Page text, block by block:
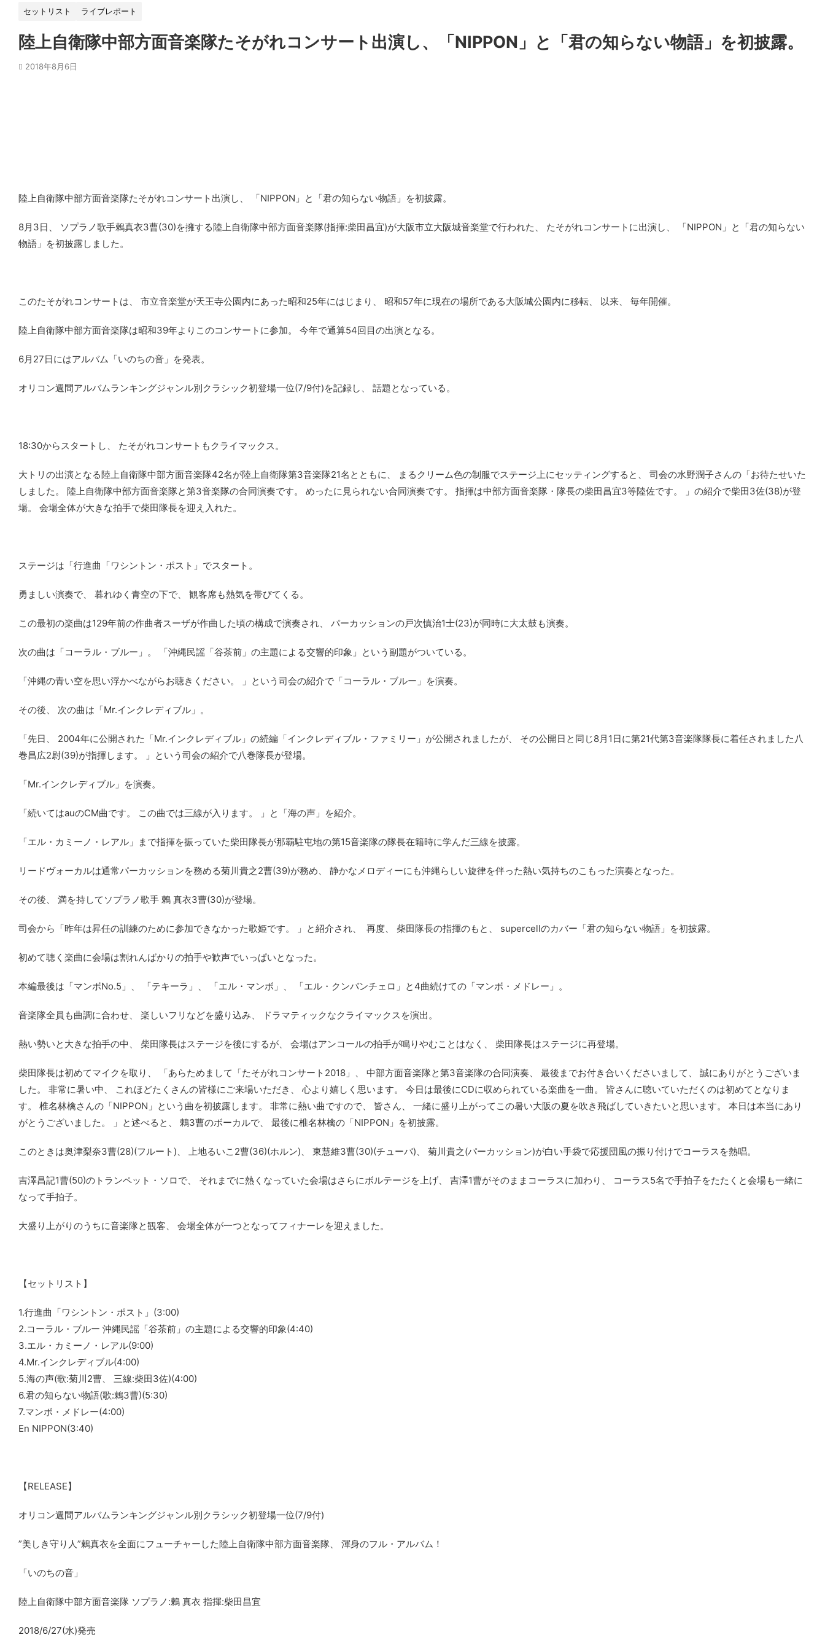
セットリスト ライブレポート
陸上自衛隊中部方面音楽隊たそがれコンサート出演し、「NIPPON」と「君の知らない物語」を初披露。
2018年8月6日
陸上自衛隊中部方面音楽隊たそがれコンサート出演し、 「NIPPON」と「君の知らない物語」を初披露。
8月3日、 ソプラノ歌手鶇真衣3曹(30)を擁する陸上自衛隊中部方面音楽隊(指揮:柴田昌宜)が大阪市立大阪城音楽堂で行われた、 たそがれコンサートに出演し、 「NIPPON」と「君の知らない
物語」を初披露しました。
このたそがれコンサートは、 市立音楽堂が天王寺公園内にあった昭和25年にはじまり、 昭和57年に現在の場所である大阪城公園内に移転、 以来、 毎年開催。
陸上自衛隊中部方面音楽隊は昭和39年よりこのコンサートに参加。 今年で通算54回目の出演となる。
6月27日にはアルバム「いのちの音」を発表。
オリコン週間アルバムランキングジャンル別クラシック初登場一位(7/9付)を記録し、 話題となっている。
18:30からスタートし、 たそがれコンサートもクライマックス。
大トリの出演となる陸上自衛隊中部方面音楽隊42名が陸上自衛隊第3音楽隊21名とともに、 まるクリーム色の制服でステージ上にセッティングすると、 司会の水野潤子さんの「お待たせいた
しました。 陸上自衛隊中部方面音楽隊と第3音楽隊の合同演奏です。 めったに見られない合同演奏です。 指揮は中部方面音楽隊・隊長の柴田昌宜3等陸佐です。 」の紹介で柴田3佐(38)が登
場。 会場全体が大きな拍手で柴田隊長を迎え入れた。
ステージは「行進曲「ワシントン・ポスト」でスタート。
勇ましい演奏で、 暮れゆく青空の下で、 観客席も熱気を帯びてくる。
この最初の楽曲は129年前の作曲者スーザが作曲した頃の構成で演奏され、 パーカッションの戸次慎治1士(23)が同時に大太鼓も演奏。
次の曲は「コーラル・ブルー」。 「沖縄民謡「谷茶前」の主題による交響的印象」という副題がついている。
「沖縄の青い空を思い浮かべながらお聴きください。 」という司会の紹介で「コーラル・ブルー」を演奏。
その後、 次の曲は「Mr.インクレディブル」。
「先日、 2004年に公開された「Mr.インクレディブル」の続編「インクレディブル・ファミリー」が公開されましたが、 その公開日と同じ8月1日に第21代第3音楽隊隊長に着任されました八
巻昌広2尉(39)が指揮します。 」という司会の紹介で八巻隊長が登場。
「Mr.インクレディブル」を演奏。
「続いてはauのCM曲です。 この曲では三線が入ります。 」と「海の声」を紹介。
「エル・カミーノ・レアル」まで指揮を振っていた柴田隊長が那覇駐屯地の第15音楽隊の隊長在籍時に学んだ三線を披露。
リードヴォーカルは通常パーカッションを務める菊川貴之2曹(39)が務め、 静かなメロディーにも沖縄らしい旋律を伴った熱い気持ちのこもった演奏となった。
その後、 満を持してソプラノ歌手 鶇 真衣3曹(30)が登場。
司会から「昨年は昇任の訓練のために参加できなかった歌姫です。 」と紹介され、 再度、 柴田隊長の指揮のもと、 supercellのカバー「君の知らない物語」を初披露。
初めて聴く楽曲に会場は割れんばかりの拍手や歓声でいっぱいとなった。
本編最後は「マンボNo.5」、 「テキーラ」、 「エル・マンボ」、 「エル・クンバンチェロ」と4曲続けての「マンボ・メドレー」。
音楽隊全員も曲調に合わせ、 楽しいフリなどを盛り込み、 ドラマティックなクライマックスを演出。
熱い勢いと大きな拍手の中、 柴田隊長はステージを後にするが、 会場はアンコールの拍手が鳴りやむことはなく、 柴田隊長はステージに再登場。
柴田隊長は初めてマイクを取り、 「あらためまして「たそがれコンサート2018」、 中部方面音楽隊と第3音楽隊の合同演奏、 最後までお付き合いくださいまして、 誠にありがとうございま
した。 非常に暑い中、 これほどたくさんの皆様にご来場いただき、 心より嬉しく思います。 今日は最後にCDに収められている楽曲を一曲。 皆さんに聴いていただくのは初めてとなりま
す。 椎名林檎さんの「NIPPON」という曲を初披露します。 非常に熱い曲ですので、 皆さん、 一緒に盛り上がってこの暑い大阪の夏を吹き飛ばしていきたいと思います。 本日は本当にあり
がとうございました。 」と述べると、 鶇3曹のボーカルで、 最後に椎名林檎の「NIPPON」を初披露。
このときは奥津梨奈3曹(28)(フルート)、 上地るいこ2曹(36)(ホルン)、 東慧維3曹(30)(チューバ)、 菊川貴之(パーカッション)が白い手袋で応援団風の振り付けでコーラスを熱唱。
吉澤昌記1曹(50)のトランペット・ソロで、 それまでに熱くなっていた会場はさらにボルテージを上げ、 吉澤1曹がそのままコーラスに加わり、 コーラス5名で手拍子をたたくと会場も一緒に
なって手拍子。
大盛り上がりのうちに音楽隊と観客、 会場全体が一つとなってフィナーレを迎えました。
【セットリスト】
1.行進曲「ワシントン・ポスト」(3:00)
2.コーラル・ブルー 沖縄民謡「谷茶前」の主題による交響的印象(4:40)
3.エル・カミーノ・レアル(9:00)
4.Mr.インクレディブル(4:00)
5.海の声(歌:菊川2曹、 三線:柴田3佐)(4:00)
6.君の知らない物語(歌:鶇3曹)(5:30)
7.マンボ・メドレー(4:00)
En NIPPON(3:40)
【RELEASE】
オリコン週間アルバムランキングジャンル別クラシック初登場一位(7/9付)
”美しき守り人”鶫真衣を全面にフューチャーした陸上自衛隊中部方面音楽隊、 渾身のフル・アルバム！
「いのちの音」
陸上自衛隊中部方面音楽隊 ソプラノ:鶫 真衣 指揮:柴田昌宜
2018/6/27(水)発売